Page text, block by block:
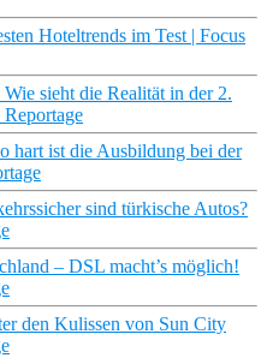
Hoteltrends im Test | Focus
sieht die Realität in der 2.
hart ist die Ausbildung bei der
sind türkische Autos?
– DSL macht’s möglich!
den Kulissen von Sun City